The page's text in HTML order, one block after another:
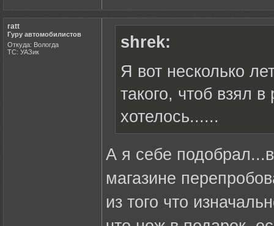
ratt
Гуру автомобилистов
Откуда: Вологда
ТС: УАЗик
shrek:
Я вот несколько
такого, чтоб взял
хотелось......
А я себе
магазине
из того что